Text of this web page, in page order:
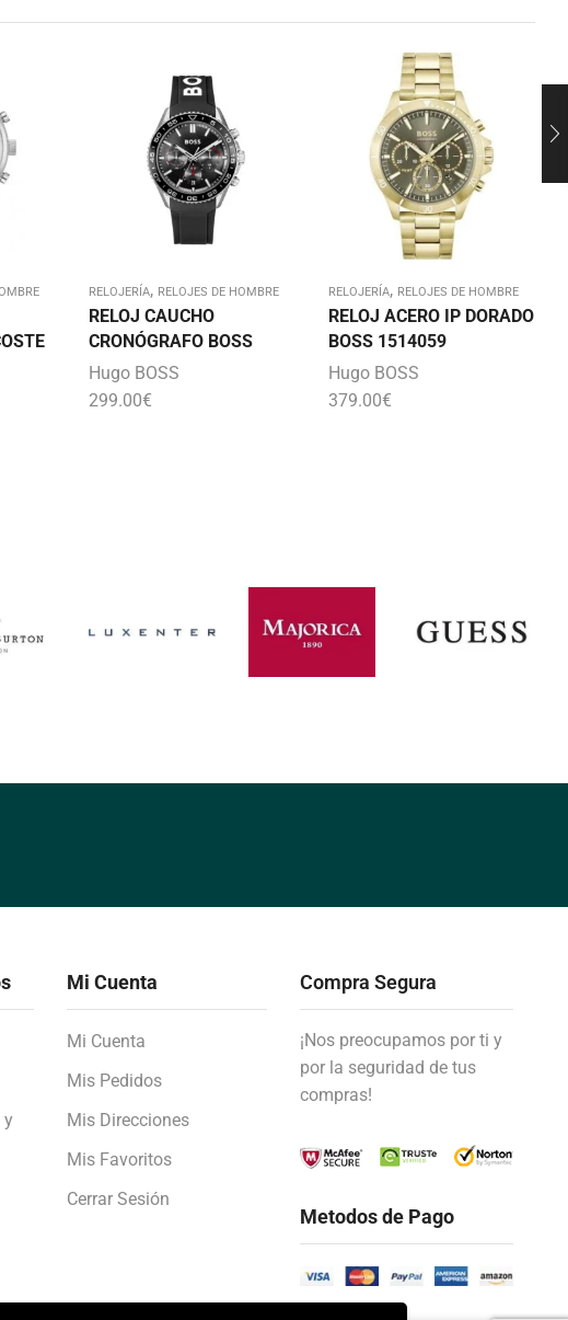
RELOJERÍA, RELOJES DE HOMBRE
RELOJ CAUCHO
CRONÓGRAFO BOSS
Hugo BOSS
299.00€
RELOJERÍA, RELOJES DE HOMBRE
RELOJ ACERO IP DORADO
BOSS 1514059
Hugo BOSS
379.00€
y
Mi Cuenta
Mi Cuenta
Mis Pedidos
Mis Direcciones
Mis Favoritos
Cerrar Sesión
Compra Segura
¡Nos preocupamos por ti y
por la seguridad de tus
compras!
Metodos de Pago